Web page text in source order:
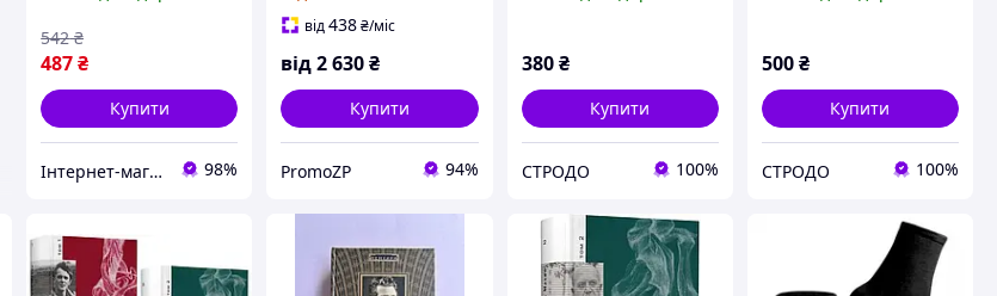
487₴
542 ₴
Купити
Інтернет-магазин "BIZLIT" 98%
від438₴/міс
від2 630₴
Купити
PromoZP 94%
380 ₴
Купити
СТРОДО 100%
500₴
Купити
СТРОДО 100%